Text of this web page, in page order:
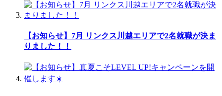
【お知らせ】7月 リンクス川越エリアで2名就職が決ま
りました！！